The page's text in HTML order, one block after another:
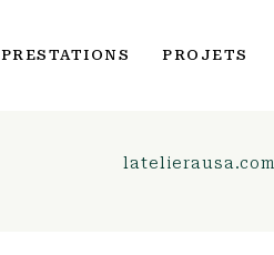
PRESTATIONS PROJETS
latelierausa.com